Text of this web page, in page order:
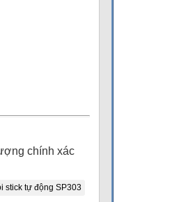
chính xác
stick tự động SP303